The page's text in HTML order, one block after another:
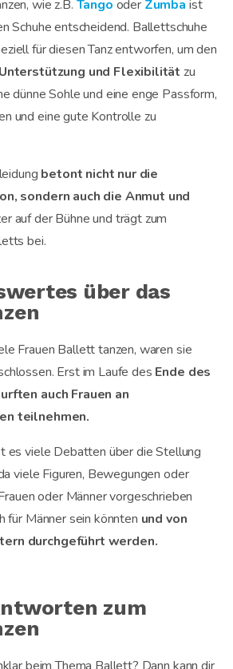
wie z.B. Tango oder Zumba ist
Schuhe entscheidend. Ballettschuhe
für diesen Tanz entworfen, um den
und Flexibilität zu
dünne Sohle und eine enge Passform,
und eine gute Kontrolle zu
betont nicht nur die
sondern auch die Anmut und
auf der Bühne und trägt zum
bei.
über das
Frauen Ballett tanzen, waren sie
Erst im Laufe des Ende des
auch Frauen an
teilnehmen.
es viele Debatten über die Stellung
viele Figuren, Bewegungen oder
oder Männer vorgeschrieben
für Männer sein könnten und von
durchgeführt werden.
zum